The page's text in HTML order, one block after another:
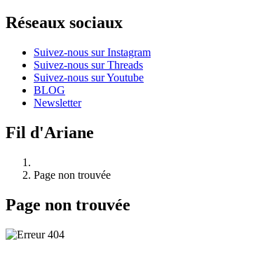
Réseaux sociaux
Suivez-nous sur Instagram
Suivez-nous sur Threads
Suivez-nous sur Youtube
BLOG
Newsletter
Fil d'Ariane
Page non trouvée
Page non trouvée